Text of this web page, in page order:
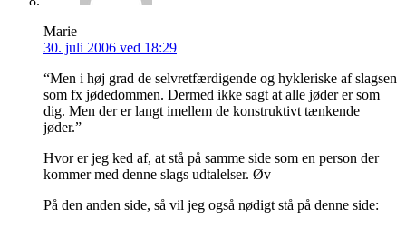
Marie
30. juli 2006 ved 18:29
“Men i høj grad de selvretfærdigende og hykleriske af slagsen
som fx jødedommen. Dermed ikke sagt at alle jøder er som
dig. Men der er langt imellem de konstruktivt tænkende
jøder.”
Hvor er jeg ked af, at stå på samme side som en person der
kommer med denne slags udtalelser. Øv
På den anden side, så vil jeg også nødigt stå på denne side: